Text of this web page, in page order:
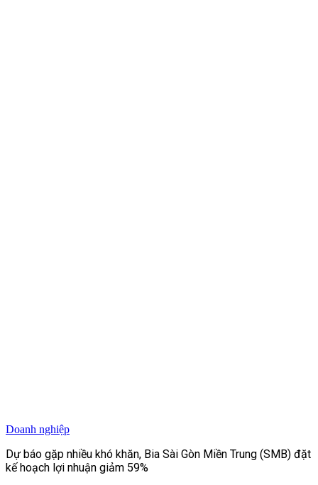
Doanh nghiệp
Dự báo gặp nhiều khó khăn, Bia Sài Gòn Miền Trung (SMB) đặt
kế hoạch lợi nhuận giảm 59%